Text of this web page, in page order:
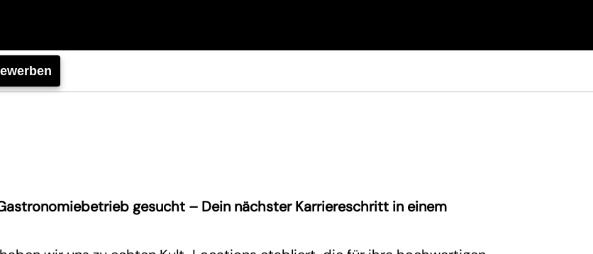
gesucht – Dein nächster Karriereschritt in einem